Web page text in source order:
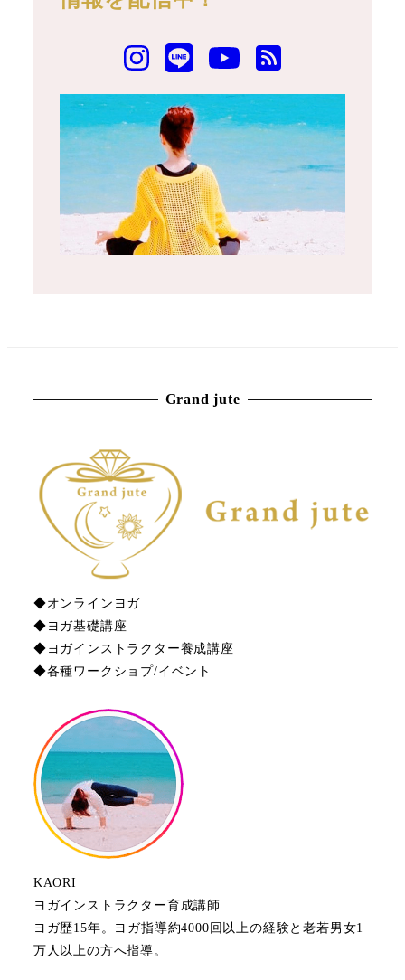
Grand jute
◆オンラインヨガ
◆ヨガ基礎講座
◆ヨガインストラクター養成講座
◆各種ワークショプ/イベント
KAORI
ヨガインストラクター育成講師
ヨガ歴15年。ヨガ指導約4000回以上の経験と老若男女1
万人以上の方へ指導。